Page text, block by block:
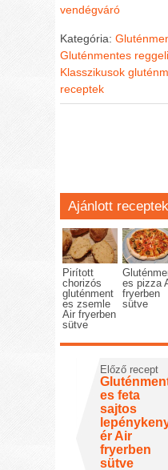
vendégváró
Kategória:
Gluténmentes
Klasszikusok
receptek
Ajánlott
Pirított
chorizós
gluténment
es zsemle
Air fryerben
sütve
es pizza
fryerben
sütve
Előző recept
es feta
sajtos
ér Air
fryerben
sütve